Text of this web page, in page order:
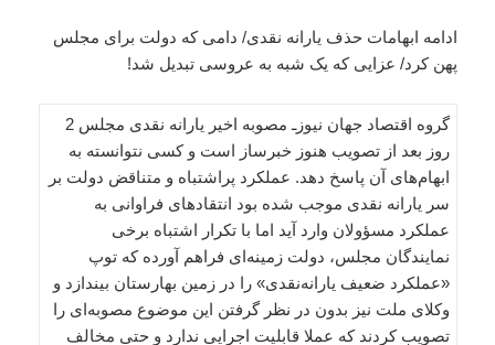
ادامه ابهامات حذف یارانه نقدی/ دامی که دولت برای مجلس
پهن کرد/ عزایی که یک شبه به عروسی تبدیل شد!
گروه اقتصاد جهان نیوزـ مصوبه اخیر یارانه نقدی مجلس 2
روز بعد از تصویب هنوز خبرساز است و کسی نتوانسته به
ابهام‌های آن پاسخ دهد. عملکرد پراشتباه و متناقض دولت بر
سر یارانه نقدی موجب شده بود انتقادهای فراوانی به
عملکرد مسؤولان وارد‌ آید اما با تکرار اشتباه برخی
نمایندگان مجلس، دولت زمینه‌ای فراهم آورده که توپ
«عملکرد ضعیف یارانه‌نقدی» را در زمین بهارستان بیندازد و
وکلای ملت نیز بدون در نظر گرفتن این موضوع مصوبه‌ای را
تصویب کردند که عملا قابلیت اجرایی ندارد و حتی مخالف